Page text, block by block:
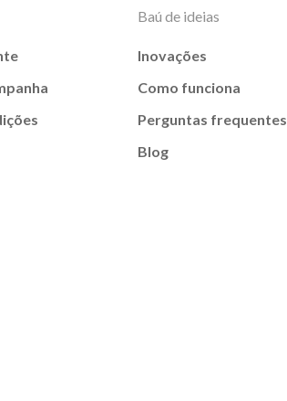
Baú de ideias
Inovações
Como funciona
Perguntas frequentes
Blog